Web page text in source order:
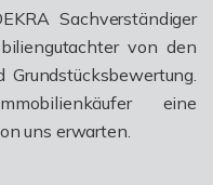
Sachverständiger
von den
eine
uns erwarten.